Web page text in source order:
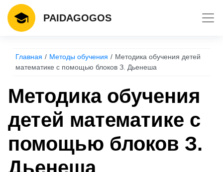
PAIDAGOGOS
Главная Методы обучения
Методика обучения детей
математике с помощью блоков З. Дьенеша
Методика обучения
детей математике с
помощью блоков З.
Дьенеша